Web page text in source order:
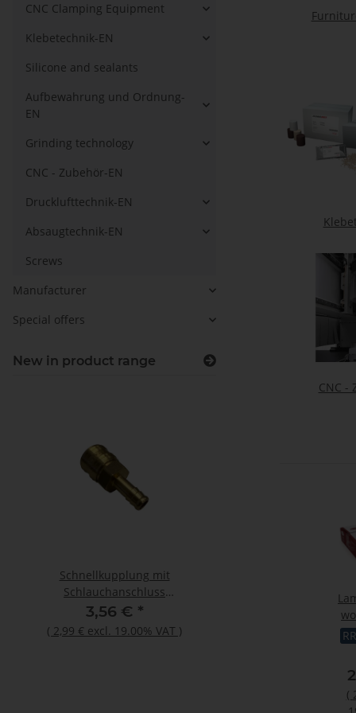
CNC -
(
CNC Clamping Equipment
Klebetechnik-EN
Silicone and sealants
Aufbewahrung und Ordnung-
EN
Grinding technology
CNC - Zubehör-EN
Drucklufttechnik-EN
Absaugtechnik-EN
Screws
Manufacturer
Special offers
New in product range
Schnellkupplung mit
Schlauchanschluss
26KATF10MPX
3,56 € *
( 2,99 € excl. 19.00% VAT )
12,44 €*
excl.